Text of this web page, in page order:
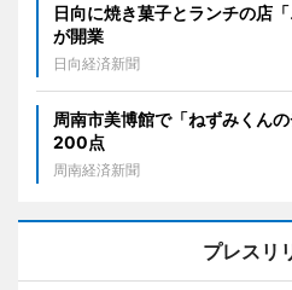
日向に焼き菓子とランチの店
が開業
日向経済新聞
周南市美博館で「ねずみくん
200点
周南経済新聞
プレスリ